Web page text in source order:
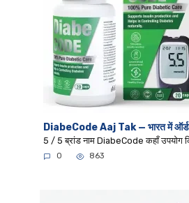
DiabeCode Aaj Tak — भारत में
5 / 5 ब्रांड नाम DiabeCode कहाँ उपयोग
0 863